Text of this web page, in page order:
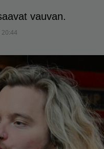
vauvan.
20:44